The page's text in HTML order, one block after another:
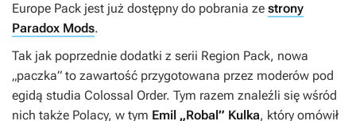
Europe Pack jest już dostępny do pobrania ze strony
Paradox Mods.
Tak jak poprzednie dodatki z serii Region Pack, nowa
„paczka” to zawartość przygotowana przez moderów pod
egidą studia Colossal Order. Tym razem znaleźli się wśród
nich także Polacy, w tym Emil „Robal” Kulka, który omówił